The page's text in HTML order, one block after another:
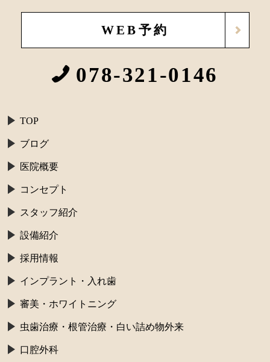
WEB予約
078-321-0146
TOP
ブログ
医院概要
コンセプト
スタッフ紹介
設備紹介
採用情報
インプラント・入れ歯
審美・ホワイトニング
虫歯治療・根管治療・白い詰め物外来
口腔外科